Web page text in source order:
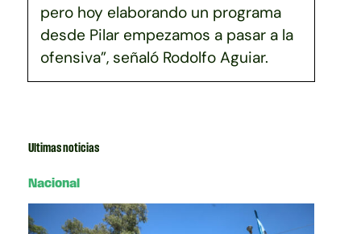
pero hoy elaborando un programa
desde Pilar empezamos a pasar a la
ofensiva”, señaló Rodolfo Aguiar.
Ultimas noticias
Nacional